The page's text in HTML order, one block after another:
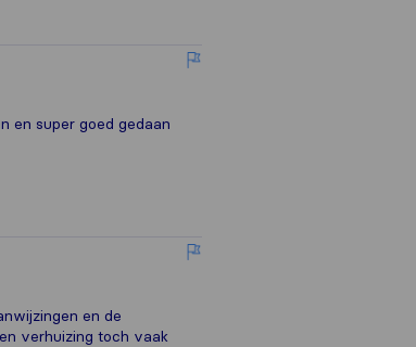
en super goed gedaan
en de
verhuizing toch vaak